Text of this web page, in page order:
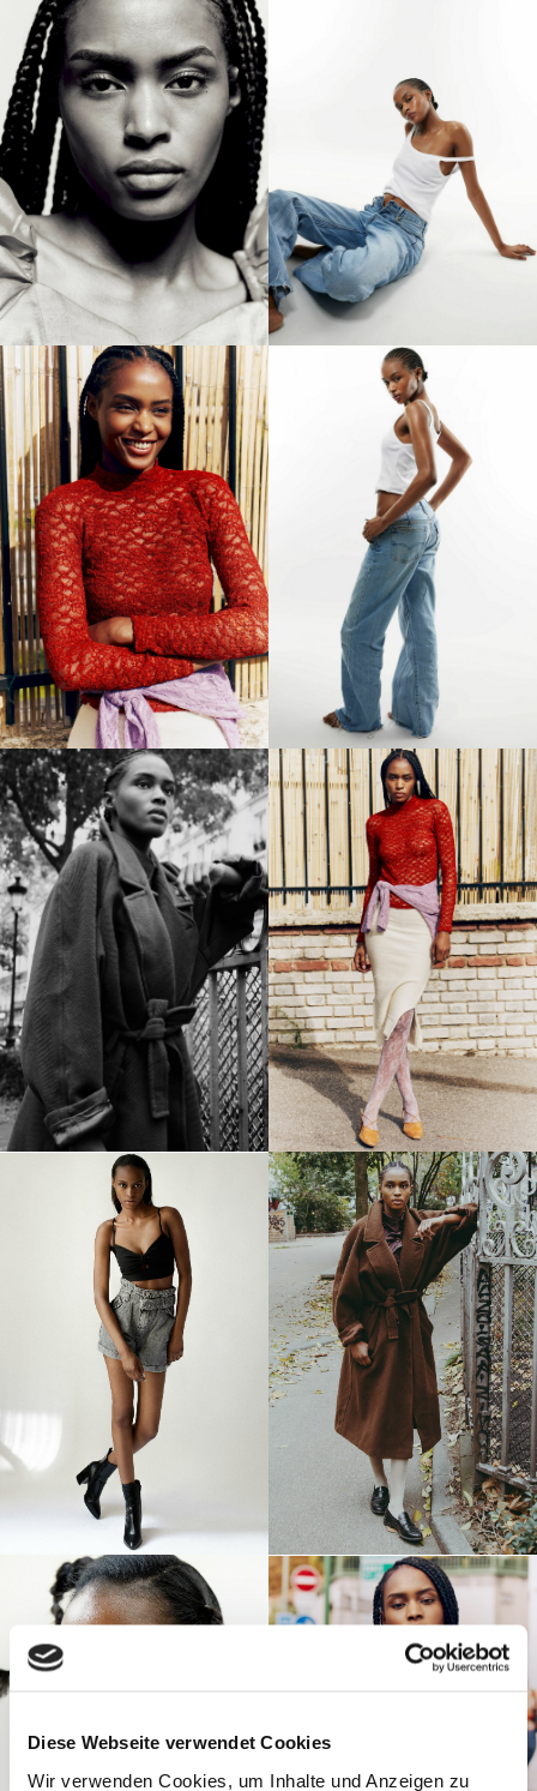
Diese Webseite verwendet Cookies
Wir verwenden Cookies, um Inhalte und Anzeigen zu